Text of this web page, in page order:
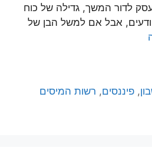
לדור המשך, גדילה של כוח
אבל אם למשל הבן של
,פיננסים, רשות המיסים